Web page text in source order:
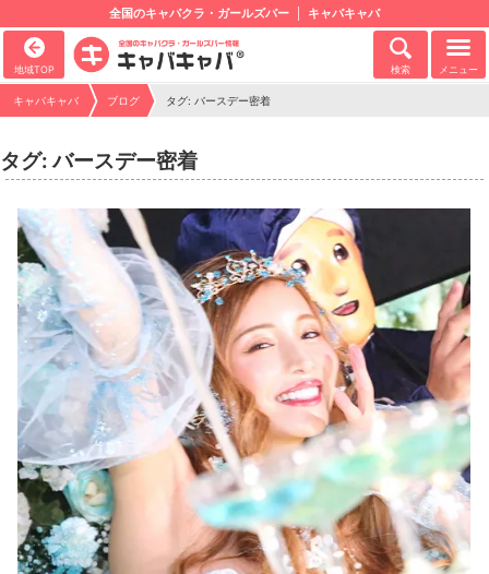
全国のキャバクラ・ガールズバー キャバキャバ
地域TOP 検索 メニュー
キャバキャバ ブログ タグ: バースデー密着
タグ: バースデー密着